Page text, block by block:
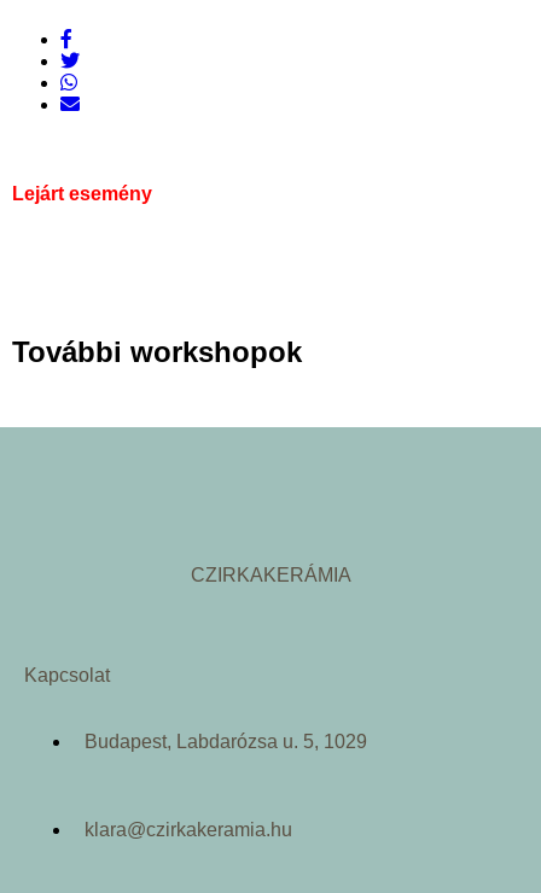
Lejárt esemény
További workshopok
CZIRKAKERÁMIA
Kapcsolat
Budapest, Labdarózsa u. 5, 1029
klara@czirkakeramia.hu